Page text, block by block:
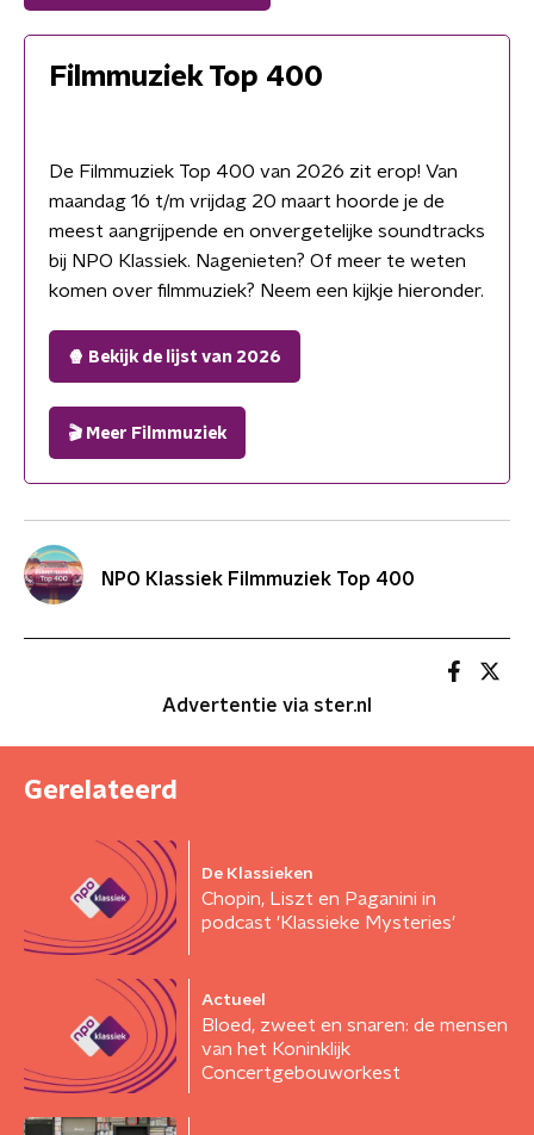
Filmmuziek Top 400
De Filmmuziek Top 400 van 2026 zit erop! Van
maandag 16 t/m vrijdag 20 maart hoorde je de
meest aangrijpende en onvergetelijke soundtracks
bij NPO Klassiek. Nagenieten? Of meer te weten
komen over filmmuziek? Neem een kijkje hieronder.
🍿 Bekijk de lijst van 2026
🎬 Meer Filmmuziek
NPO Klassiek Filmmuziek Top 400
Advertentie via ster.nl
Gerelateerd
De Klassieken
Chopin, Liszt en Paganini in
podcast 'Klassieke Mysteries'
Actueel
Bloed, zweet en snaren: de mensen
van het Koninklijk
Concertgebouworkest